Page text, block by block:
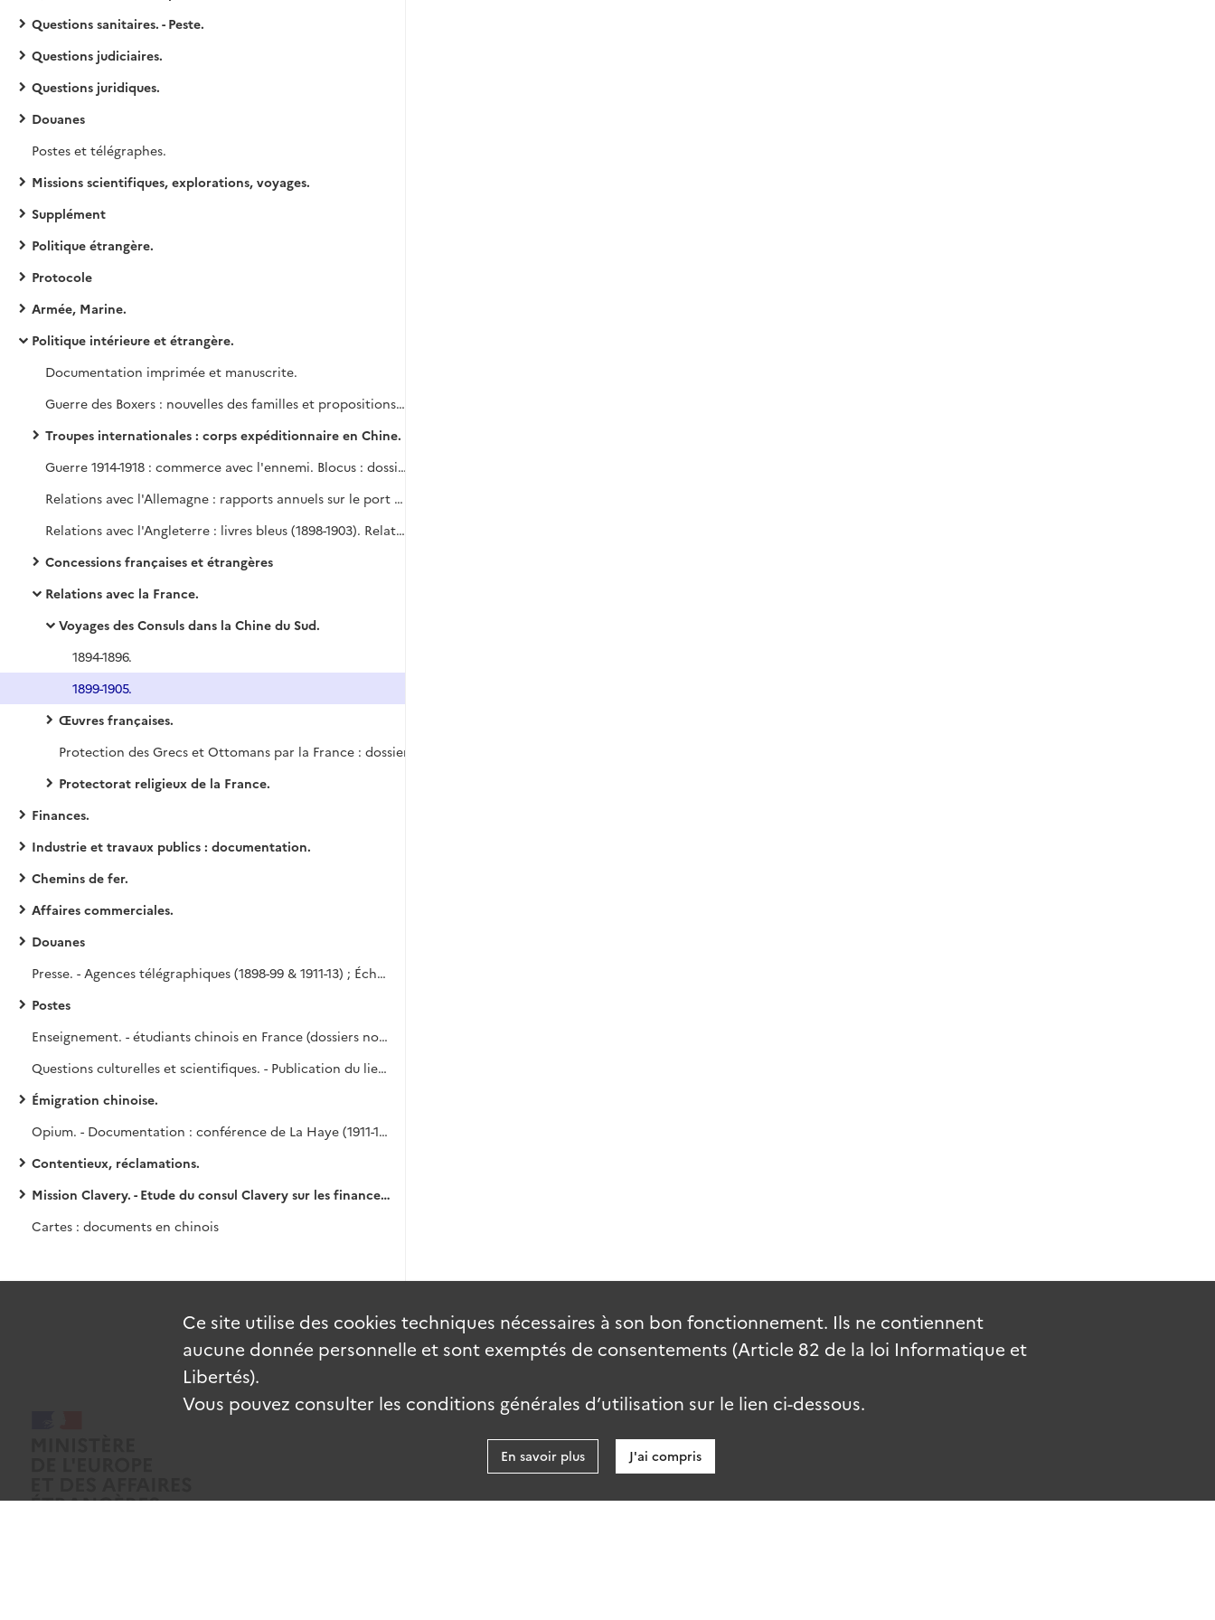
Questions sanitaires. - Peste.
Questions judiciaires.
Questions juridiques.
Douanes
Postes et télégraphes.
Missions scientifiques, explorations, voyages.
Supplément
Politique étrangère.
Protocole
Armée, Marine.
Politique intérieure et étrangère.
Documentation imprimée et manuscrite.
Guerre des Boxers : nouvelles des familles et propositions de récompenses.
Troupes internationales : corps expéditionnaire en Chine.
Guerre 1914-1918 : commerce avec l'ennemi. Blocus : dossiers particuliers nominatifs.
Relations avec l'Allemagne : rapports annuels sur le port de Kiao Tcheou
Relations avec l'Angleterre : livres bleus (1898-1903). Relations avec le Portugal : documentation (1903). Relatiosn avec la France : documentation imprimée (évacuation de Changhaï, etc.) (1898-1903).
Concessions françaises et étrangères
Relations avec la France.
Voyages des Consuls dans la Chine du Sud.
1894-1896.
1899-1905.
Œuvres françaises.
Protectorat religieux de la France.
Finances.
Industrie et travaux publics : documentation.
Chemins de fer.
Affaires commerciales.
Douanes
Presse. - Agences télégraphiques (1898-99 & 1911-13) ; Échos de Chine, spécimens (1897) ; presse de Canton : analyse (1906) ; presse chinoise de Pékin : extraits (1906, nov.-déc.) ; presse arabe de Pékin : renseignements (1906).
Postes
Enseignement. - étudiants chinois en France (dossiers nominatifs, autorisations) (1897-1917) ; étudiants chinois dans les écoles militaires françaises (1899-1906) ; professeurs français au service de la Chine (1907-1911) ; écoles françaises : prospectus.
Questions culturelles et scientifiques. - Publication du lieutenant de vaisseau Roux sur le Thibet (1895) ; ouvrage du capitaine Gadoffre sur la Chine (1901) ; voyage du capitaine Anselme en Mandchourie (1901-1902) ; monnaies chinoises pour le musée de Paris (1902) ; demande de publication de l'ouvrage du lieutenant-colonel Quillot (1904) ; envoi d'inscriptions thibétaines au musée Guimet par le consul de Calcutta (1912) ; alliance française de Changhaï (1912-1914) ; lexique franco-chinois du lieutenant leblanc (1912) ; transcription du chinois en lettres latines (1899-1914).
Émigration chinoise.
Opium. - Documentation : conférence de La Haye (1911-1914) ; publications sur la lutte contre l'opium (1911-1914).
Contentieux, réclamations.
Mission Clavery. - Etude du consul Clavery sur les finances, l'industrie et le commerce de la Chine et du Japon.
Cartes : documents en chinois
Ce site utilise des cookies techniques nécessaires à son bon fonctionnement. Ils ne contiennent
aucune donnée personnelle et sont exemptés de consentements (Article 82 de la loi Informatique et
Libertés).
Vous pouvez consulter les conditions générales d’utilisation sur le lien ci-dessous.
En savoir plus J'ai compris